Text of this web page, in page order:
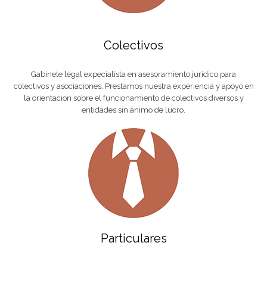
Colectivos
Gabinete legal expecialista en asesoramiento jurídico para
colectivos y asociaciones. Prestamos nuestra experiencia y apoyo en
la orientacion sobre el funcionamiento de colectivos diversos y
entidades sin ánimo de lucro.
Particulares